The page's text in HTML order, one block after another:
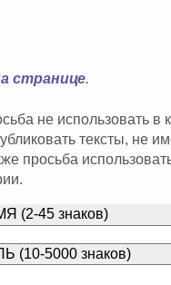
странице.
не использовать в
тексты, не
просьба
(2-45 знаков)
(10-5000 знаков)